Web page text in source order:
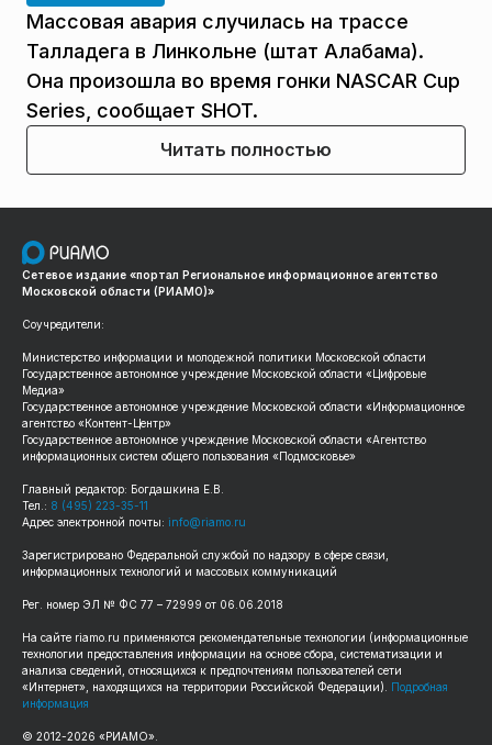
Массовая авария случилась на трассе
Талладега в Линкольне (штат Алабама).
Она произошла во время гонки NASCAR Cup
Series, сообщает SHOT.
Читать полностью
Сетевое издание «портал Региональное информационное агентство
Московской области (РИАМО)»
Соучредители:
Министерство информации и молодежной политики Московской области
Государственное автономное учреждение Московской области «Цифровые
Медиа»
Государственное автономное учреждение Московской области «Информационное
агентство «Контент-Центр»
Государственное автономное учреждение Московской области «Агентство
информационных систем общего пользования «Подмосковье»
Главный редактор: Богдашкина Е.В.
Тел.: 8 (495) 223-35-11
Адрес электронной почты: info@riamo.ru
Зарегистрировано Федеральной службой по надзору в сфере связи,
информационных технологий и массовых коммуникаций
Рег. номер ЭЛ № ФС 77 – 72999 от 06.06.2018
На сайте riamo.ru применяются рекомендательные технологии (информационные
технологии предоставления информации на основе сбора, систематизации и
анализа сведений, относящихся к предпочтениям пользователей сети
«Интернет», находящихся на территории Российской Федерации).
Подробная
информация
© 2012-2026 «РИАМО».